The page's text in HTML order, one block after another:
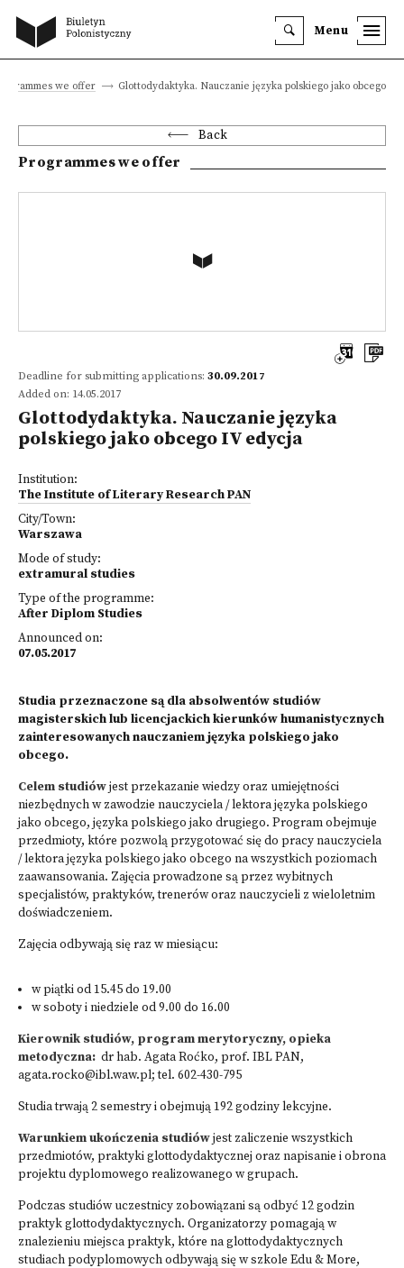
Menu
we offer Glottodydaktyka. Nauczanie języka polskiego jako obcego
Back
Programmes we offer
Deadline for submitting applications: 30.09.2017
Added on: 14.05.2017
Glottodydaktyka. Nauczanie języka
polskiego jako obcego IV edycja
Institution:
The Institute of Literary Research PAN
City/Town:
Warszawa
Mode of study:
extramural studies
Type of the programme:
After Diplom Studies
Announced on:
07.05.2017
Studia przeznaczone są dla absolwentów studiów
magisterskich lub licencjackich kierunków humanistycznych
zainteresowanych nauczaniem języka polskiego jako
obcego.
Celem studiówjest przekazanie wiedzy oraz umiejętności
niezbędnych w zawodzie nauczyciela / lektora języka polskiego
jako obcego, języka polskiego jako drugiego. Program obejmuje
przedmioty, które pozwolą przygotować się do pracy nauczyciela
/ lektora języka polskiego jako obcego na wszystkich poziomach
zaawansowania. Zajęcia prowadzone są przez wybitnych
specjalistów, praktyków, trenerów oraz nauczycieli z wieloletnim
doświadczeniem.
Zajęcia odbywają się raz w miesiącu:
w piątki od 15.45 do 19.00
w soboty i niedziele od 9.00 do 16.00
Kierownik studiów, program merytoryczny, opieka
metodyczna: dr hab. Agata Roćko, prof. IBL PAN,
agata.rocko@ibl.waw.pl; tel. 602-430-795
Studia trwają 2 semestry i obejmują 192 godziny lekcyjne.
Warunkiem ukończenia studiówjest zaliczenie wszystkich
przedmiotów, praktyki glottodydaktycznej oraz napisanie i obrona
projektu dyplomowego realizowanego w grupach.
Podczas studiów uczestnicy zobowiązani są odbyć 12 godzin
praktyk glottodydaktycznych. Organizatorzy pomagają w
znalezieniu miejsca praktyk, które na glottodydaktycznych
studiach podyplomowych odbywają się w szkole Edu & More,